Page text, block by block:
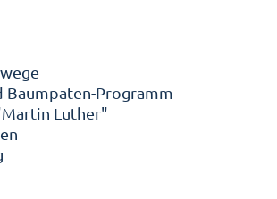
Baumpaten-Programm
Luther"